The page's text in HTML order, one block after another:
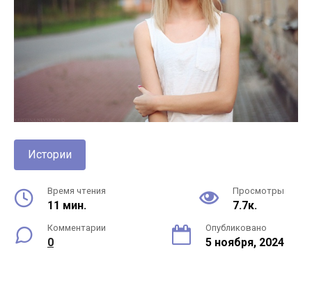
Истории
Время чтения
11 мин.
Просмотры
7.7к.
Комментарии
0
Опубликовано
5 ноября, 2024